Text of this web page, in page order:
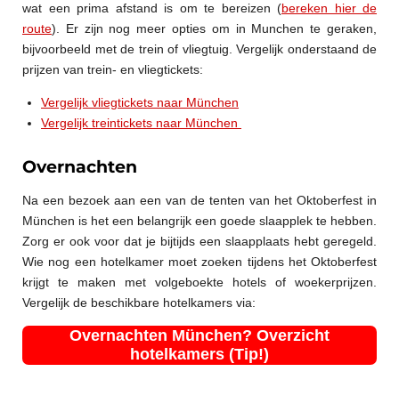
wat een prima afstand is om te bereizen (bereken hier de
route). Er zijn nog meer opties om in Munchen te geraken,
bijvoorbeeld met de trein of vliegtuig. Vergelijk onderstaand de
prijzen van trein- en vliegtickets:
Vergelijk vliegtickets naar München
Vergelijk treintickets naar München
Overnachten
Na een bezoek aan een van de tenten van het Oktoberfest in
München is het een belangrijk een goede slaapplek te hebben.
Zorg er ook voor dat je bijtijds een slaapplaats hebt geregeld.
Wie nog een hotelkamer moet zoeken tijdens het Oktoberfest
krijgt te maken met volgeboekte hotels of woekerprijzen.
Vergelijk de beschikbare hotelkamers via:
Overnachten München? Overzicht
hotelkamers (Tip!)